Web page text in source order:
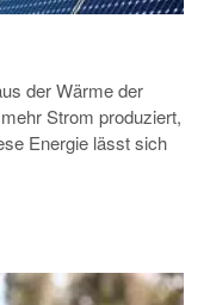
der Wärme der
Strom produziert,
Energie lässt sich